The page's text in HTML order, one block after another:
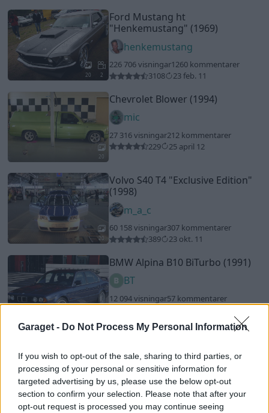
Garaget - Do Not Process My Personal Information
If you wish to opt-out of the sale, sharing to third parties, or
processing of your personal or sensitive information for
targeted advertising by us, please use the below opt-out
section to confirm your selection. Please note that after your
opt-out request is processed you may continue seeing
20 2
Ford Mustang ht
"Henkemustang" (1969)
henkemustang
226 706 visningar1260 kommentarer
3108
23 feb. 11
20
Chevrolet Blower (1994)
mic
27 316 visningar212 kommentarer
229
25 april 12
20
Volvo S40 T4 "Exclusive Edition"
(1998)
m_a_c
60 158 visningar307 kommentarer
389
23 okt. 11
BMW Alpina B10 BiTurbo (1991)
BT
12 094 visningar57 kommentarer
(2001)
mickes2k
195 382 visningar 456 kommentarer
28 maj 09